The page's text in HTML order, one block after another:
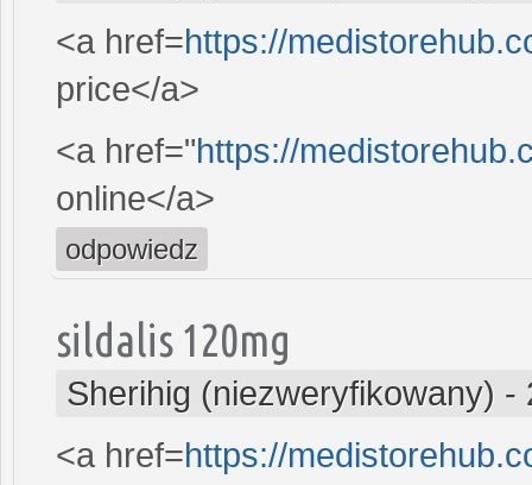
<a href=https://
price</a>
<a href="https://
online</a>
odpowiedz
sildalis 120mg
Sherihig (niezweryfikowany) -
<a href=https://